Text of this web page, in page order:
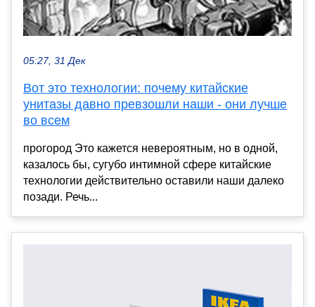
05:27, 31 Дек
Вот это технологии: почему китайские
унитазы давно превзошли наши - они лучше
во всем
прогород Это кажется невероятным, но в одной,
казалось бы, сугубо интимной сфере китайские
технологии действительно оставили наши далеко
позади. Речь...